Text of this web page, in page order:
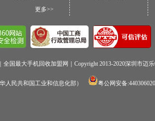
更多>>
国最大手机回收加盟网｜Copyright 2013-2020深圳市迈
人民共和国工业和信息化部） 粤公网安备